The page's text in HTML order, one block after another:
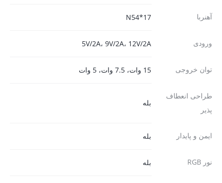
آهنربا 17*N54
ورودی 5V/2A، 9V/2A، 12V/2A
توان خروجی 15 وات، 7.5 وات، 5 وات
طراحی انعطاف
پذیر
بله
ایمن و پایدار بله
نور RGB بله